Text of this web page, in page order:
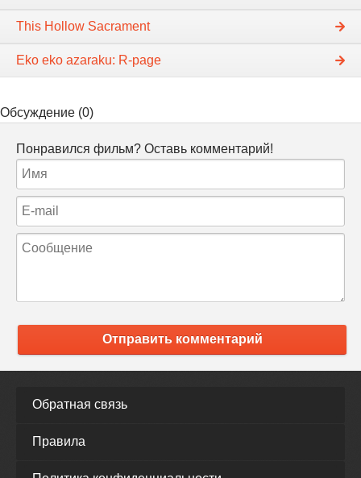
This Hollow Sacrament
Eko eko azaraku: R-page
Обсуждение (0)
Понравился фильм? Оставь комментарий!
Отправить комментарий
Обратная связь
Правила